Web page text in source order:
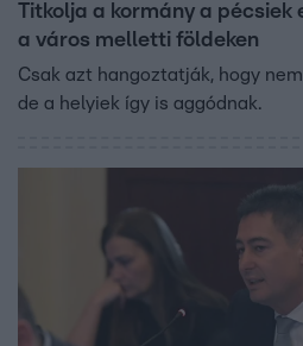
Titkolja a kormány a
a város melletti földeken
Csak azt hangoztatják, hogy
de a helyiek így is aggódnak.